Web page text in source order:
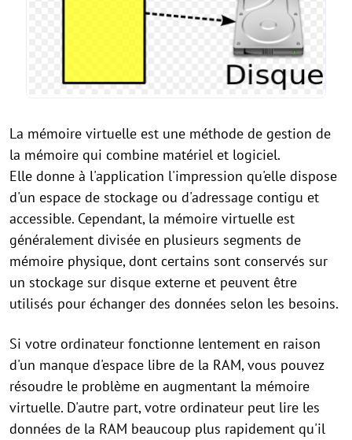
La mémoire virtuelle est une méthode de gestion de
la mémoire qui combine matériel et logiciel.
Elle donne à l'application l'impression qu'elle dispose
d'un espace de stockage ou d'adressage contigu et
accessible. Cependant, la mémoire virtuelle est
généralement divisée en plusieurs segments de
mémoire physique, dont certains sont conservés sur
un stockage sur disque externe et peuvent être
utilisés pour échanger des données selon les besoins.
Si votre ordinateur fonctionne lentement en raison
d'un manque d'espace libre de la RAM, vous pouvez
résoudre le problème en augmentant la mémoire
virtuelle. D'autre part, votre ordinateur peut lire les
données de la RAM beaucoup plus rapidement qu'il